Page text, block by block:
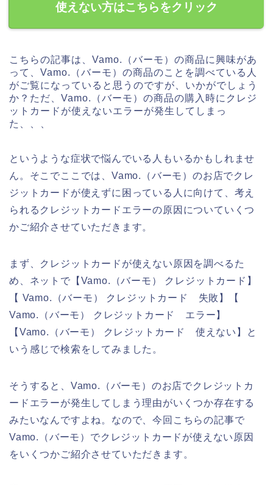
使えない方はこちらをクリック
こちらの記事は、Vamo.（バーモ）の商品に興味があ
って、Vamo.（バーモ）の商品のことを調べている人
がご覧になっていると思うのですが、いかがでしょう
か？ただ、Vamo.（バーモ）の商品の購入時にクレジ
ットカードが使えないエラーが発生してしまっ
た、、、
というような症状で悩んでいる人もいるかもしれませ
ん。そこでここでは、Vamo.（バーモ）のお店でクレ
ジットカードが使えずに困っている人に向けて、考え
られるクレジットカードエラーの原因についていくつ
かご紹介させていただきます。
まず、クレジットカードが使えない原因を調べるた
め、ネットで【Vamo.（バーモ） クレジットカード】
【 Vamo.（バーモ） クレジットカード 失敗】【
Vamo.（バーモ） クレジットカード エラー】
【Vamo.（バーモ） クレジットカード 使えない】と
いう感じで検索をしてみました。
そうすると、Vamo.（バーモ）のお店でクレジットカ
ードエラーが発生してしまう理由がいくつか存在する
みたいなんですよね。なので、今回こちらの記事で
Vamo.（バーモ）でクレジットカードが使えない原因
をいくつかご紹介させていただきます。